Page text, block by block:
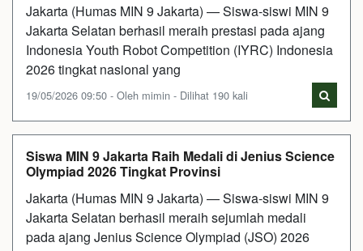
Jakarta (Humas MIN 9 Jakarta) — Siswa-siswi MIN 9
Jakarta Selatan berhasil meraih prestasi pada ajang
Indonesia Youth Robot Competition (IYRC) Indonesia
2026 tingkat nasional yang
19/05/2026 09:50 - Oleh mimin - Dilihat 190 kali
Siswa MIN 9 Jakarta Raih Medali di Jenius Science
Olympiad 2026 Tingkat Provinsi
Jakarta (Humas MIN 9 Jakarta) — Siswa-siswi MIN 9
Jakarta Selatan berhasil meraih sejumlah medali
pada ajang Jenius Science Olympiad (JSO) 2026